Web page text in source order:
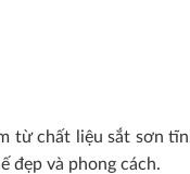
từ chất liệu sắt sơn
đẹp và phong cách.